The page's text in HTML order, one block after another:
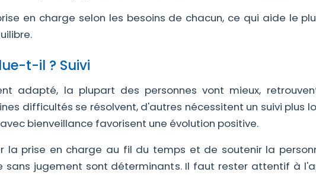
en charge selon les besoins de chacun, ce qui aide le
t-il ? Suivi
adapté, la plupart des personnes vont mieux,
difficultés se résolvent, d'autres nécessitent un suivi plus
bienveillance favorisent une évolution positive.
la prise en charge au fil du temps et de soutenir la
sans jugement sont déterminants. Il faut rester attentif à